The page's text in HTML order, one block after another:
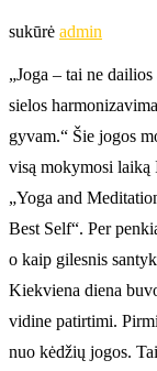
sukūrė admin
„Joga – tai ne
sielos
gyvam.“ Šie jogos
visą mokymosi laiką
„Yoga and
Best Self“. Per
o kaip gilesnis
Kiekviena diena
vidine patirtimi.
nuo kėdžių jogos.